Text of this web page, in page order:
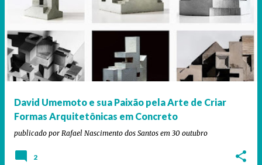
David Umemoto e sua Paixão pela Arte de Criar
Formas Arquitetônicas em Concreto
publicado por Rafael Nascimento dos Santos em 30 outubro
2